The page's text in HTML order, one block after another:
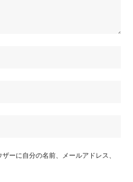
ーに自分の名前、メールアドレス、